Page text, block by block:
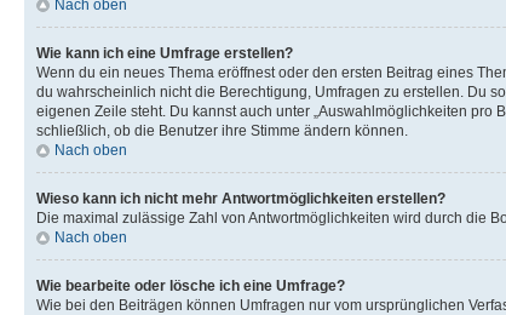
Nach oben
Wie kann ich eine Umfrage erstellen?
Wenn du ein neues Thema eröffnest oder den ersten Beitrag eines
du wahrscheinlich nicht die Berechtigung, Umfragen zu erstellen. Du
eigenen Zeile steht. Du kannst auch unter „Auswahlmöglichkeiten
schließlich, ob die Benutzer ihre Stimme ändern können.
Nach oben
Wieso kann ich nicht mehr Antwortmöglichkeiten erstellen?
Die maximal zulässige Zahl von Antwortmöglichkeiten wird durch die
Nach oben
Wie bearbeite oder lösche ich eine Umfrage?
Wie bei den Beiträgen können Umfragen nur vom ursprünglichen